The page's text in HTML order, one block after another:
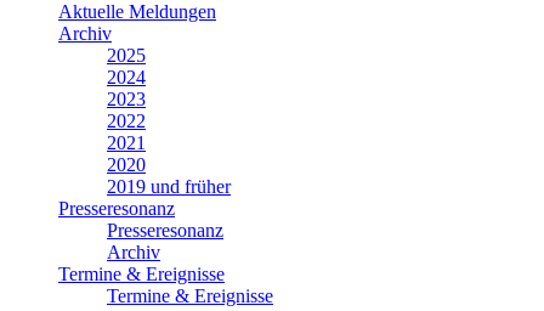
Aktuelle Meldungen
Archiv
2025
2024
2023
2022
2021
2020
2019 und früher
Presseresonanz
Presseresonanz
Archiv
Termine & Ereignisse
Termine & Ereignisse